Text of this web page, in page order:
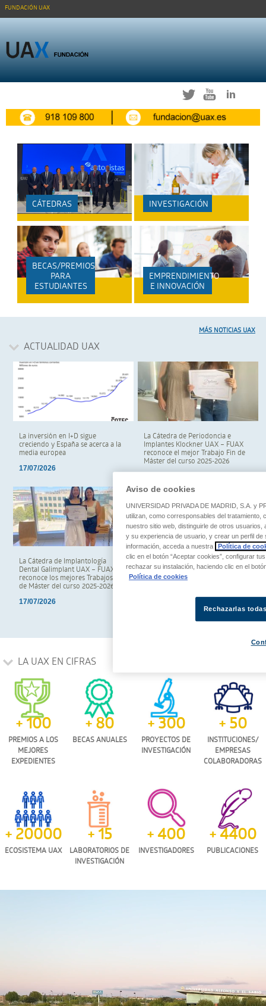
FUNDACIÓN UAX
Twitter Youtube
CÁTEDRAS INVESTIGACIÓN
BECAS/PREMIOS
PARA
ESTUDIANTES
EMPRENDIMIENTO
E INNOVACIÓN
ACTUALIDAD UAX
MÁS NOTICIAS UAX
La inversión en I+D sigue
creciendo y España se acerca a la
media europea
17/07/2026
La Cátedra de Periodoncia e
Implantes Klockner UAX – FUAX
reconoce el mejor Trabajo Fin de
Máster del curso 2025-2026
La Cátedra de Implantología
Dental Galimplant UAX – FUAX
reconoce los mejores Trabajos Fin
de Máster del curso 2025-2026
17/07/2026
La Cátedra de Periodoncia e
Implantes Klockner–UAX–FUAX
entrega los Premios al Mejor
LA UAX EN CIFRAS
+ 100
PREMIOS A LOS
MEJORES
EXPEDIENTES
+ 80
BECAS ANUALES
+ 300
PROYECTOS DE
INVESTIGACIÓN
+ 50
INSTITUCIONES/
EMPRESAS
COLABORADORAS
+ 20000
ECOSISTEMA UAX
+ 15
LABORATORIOS DE
INVESTIGACIÓN
+ 400
INVESTIGADORES
+ 4400
PUBLICACIONES
Aviso de cookies
UNIVERSIDAD PRIVADA DE MADRID, S.A. y
utilizan, como corresponsables del
nuestro sitio web, distinguirle de otros
y su experiencia de usuario, y crear un perfil
información, acceda a nuestra
Política de
clic en el botón “Aceptar cookies”, configurar
rechazar su instalación, haciendo clic en el
Política de cookies
Rechazarlas